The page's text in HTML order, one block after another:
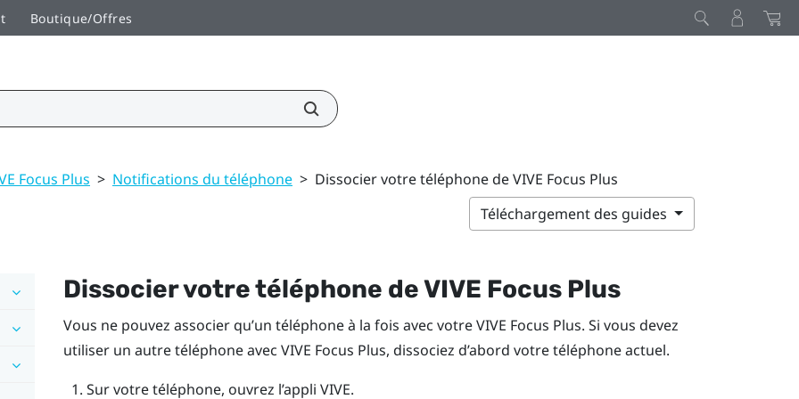
Boutique/Offres
Focus Plus > Notifications du téléphone > Dissocier votre téléphone de VIVE Focus Plus
Téléchargement des guides
Dissocier votre téléphone deVIVE FocusPlus
Vous ne pouvez associer qu’un téléphone à la fois avec votreVIVE Focus Plus. Si vous devez
utiliser un autre téléphone avec VIVE Focus Plus, dissociez d’abord votre téléphone actuel.
Sur votre téléphone, ouvrez l’appli VIVE.